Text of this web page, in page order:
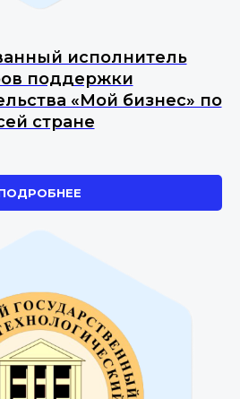
исполнитель
поддержки
«Мой бизнес» по
стране